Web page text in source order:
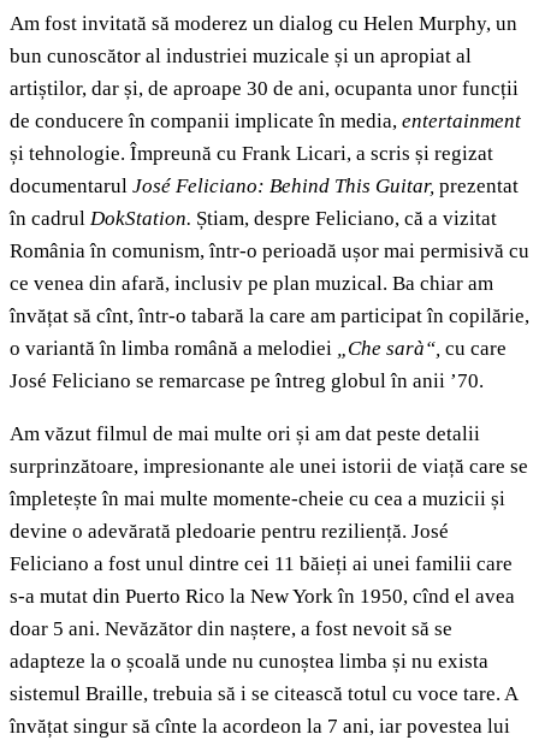
Am fost invitată să moderez un dialog cu Helen Murphy, un
bun cunoscător al industriei muzicale și un apropiat al
artiștilor, dar și, de aproape 30 de ani, ocupanta unor funcții
de conducere în companii implicate în media, entertainment
și tehnologie. Împreună cu Frank Licari, a scris și regizat
documentarul José Feliciano: Behind This Guitar, prezentat
în cadrul DokStation. Știam, despre Feliciano, că a vizitat
România în comunism, într-o perioadă ușor mai permisivă cu
ce venea din afară, inclusiv pe plan muzical. Ba chiar am
învățat să cînt, într-o tabară la care am participat în copilărie,
o variantă în limba română a melodiei „Che sarà“, cu care
José Feliciano se remarcase pe întreg globul în anii ’70.
Am văzut filmul de mai multe ori și am dat peste detalii
surprinzătoare, impresionante ale unei istorii de viață care se
împletește în mai multe momente-cheie cu cea a muzicii și
devine o adevărată pledoarie pentru reziliență. José
Feliciano a fost unul dintre cei 11 băieți ai unei familii care
s-a mutat din Puerto Rico la New York în 1950, cînd el avea
doar 5 ani. Nevăzător din naștere, a fost nevoit să se
adapteze la o școală unde nu cunoștea limba și nu exista
sistemul Braille, trebuia să i se citească totul cu voce tare. A
învățat singur să cînte la acordeon la 7 ani, iar povestea lui